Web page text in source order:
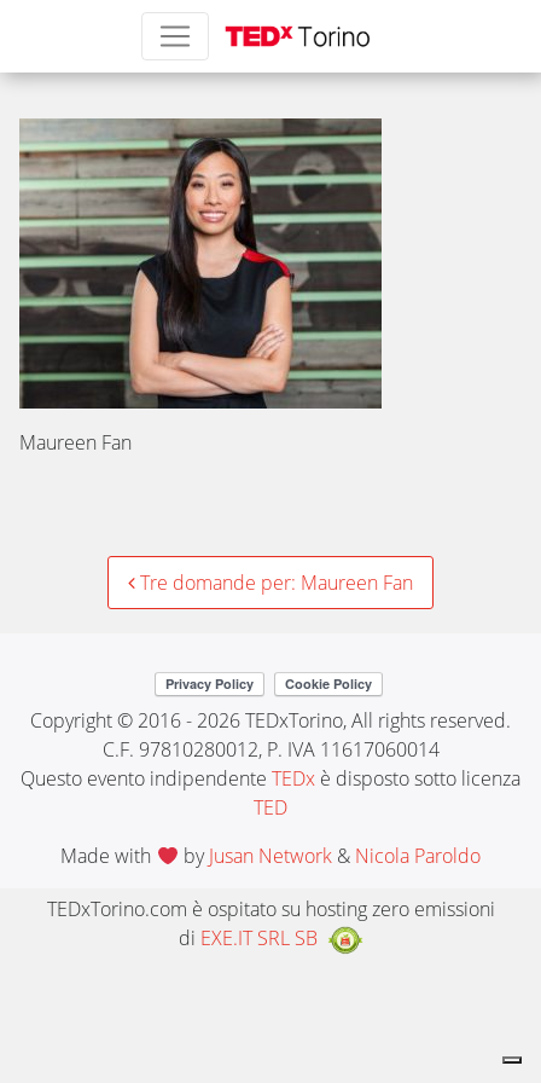
maureen fan
Maureen Fan
Tre domande per: Maureen Fan
Copyright © 2016 - 2026 TEDxTorino, All rights reserved.
C.F. 97810280012, P. IVA 11617060014
Questo evento indipendente TEDx è disposto sotto licenza
TED
Made with
byJusan Network& Nicola Paroldo
TEDxTorino.com è ospitato su hosting zero emissioni
di EXE.IT SRL SB